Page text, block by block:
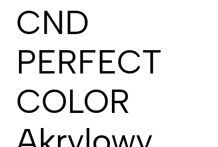
CND
PERFECT
COLOR